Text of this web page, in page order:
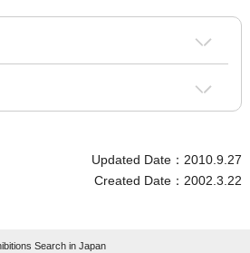
Updated Date：2010.9.27
Created Date：2002.3.22
Search in Japan